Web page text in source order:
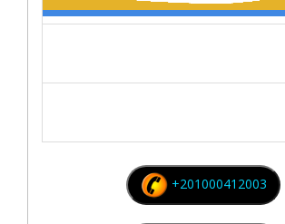
+201000412003